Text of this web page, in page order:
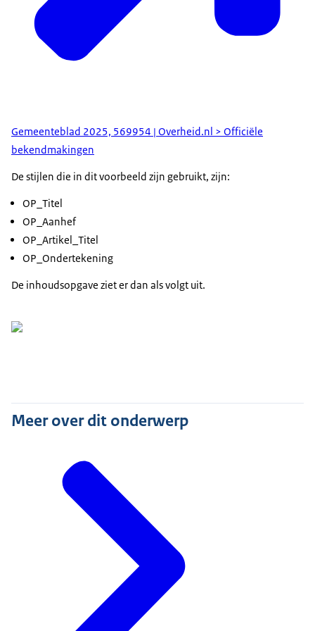
Gemeenteblad 2025, 569954 | Overheid.nl > Officiële
bekendmakingen
De stijlen die in dit voorbeeld zijn gebruikt, zijn:
OP_Titel
OP_Aanhef
OP_Artikel_Titel
OP_Ondertekening
De inhoudsopgave ziet er dan als volgt uit.
Meer over dit onderwerp